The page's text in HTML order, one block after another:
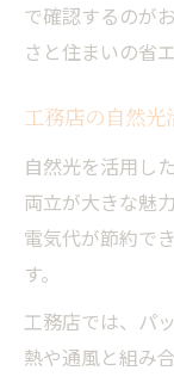
光の流れ
いて
工務
と光活
光の流
ント
パッシ
工務店
計画
で確認するのが
さと住まいの省
工務店の自然光
自然光を活用し
両立が大きな魅
電気代が節約で
す。
工務店では、パ
熱や通風と組み